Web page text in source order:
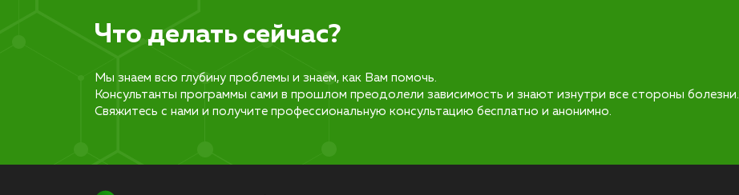
Что делать сейчас?
Мы знаем всю глубину проблемы и знаем, как Вам помочь.
Консультанты программы сами в прошлом преодолели зависимость и знают изнутри все стороны болезни.
Свяжитесь с нами и получите профессиональную консультацию бесплатно и анонимно.